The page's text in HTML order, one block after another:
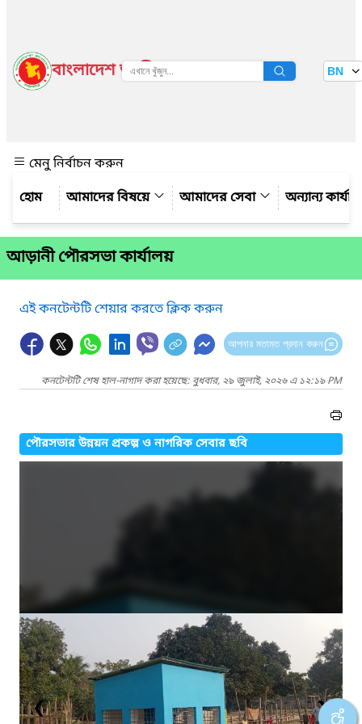
বাংলাদেশ জাতীয় তথ্য বাতায়ন BN
মেনু নির্বাচন করুন
আমাদের বিষয়ে
আমাদের সেবা অন্যান্য
আড়ানী পৌরসভা কার্যালয়
এই কনটেন্টটি শেয়ার করতে ক্লিক করুন
আপনার মতামত প্রদান করুন
কনটেন্টটি শেষ হাল-নাগাদ করা হয়েছে: বুধবার, ২৯ জুলাই, ২০২৬ এ ১২:১৯ PM
পৌরসভার উন্নয়ন প্রকল্প ও নাগরিক সেবার ছবি
❮ ❯